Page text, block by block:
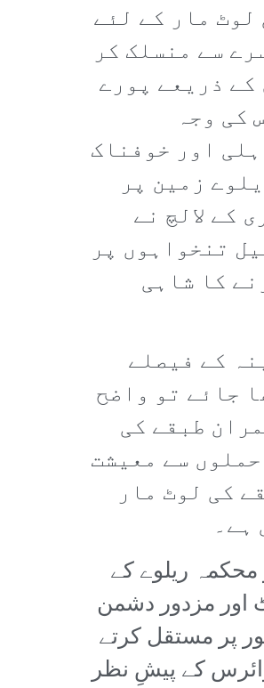
مار کے لئے
سے منسلک کر
ذریعے پورے
کی وجہ
اور خوفناک
زمین پر
کے لالچ نے
تنخواہوں پر
کا شاہی
کابینہ کے فیصلے
جائے تو واضح
طبقے کی
سے معیشت
کی لوٹ مار
ہے۔
ریلوے کے
اور مزدور دشمن
پر مستقل کرتے
وائرس کے پیشِ نظر